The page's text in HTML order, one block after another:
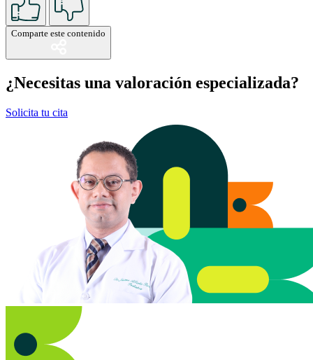
Comparte este contenido
¿Necesitas una valoración especializada?
Solicita tu cita